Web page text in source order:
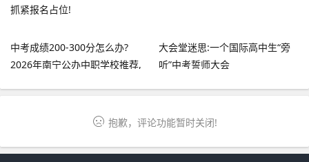
中考成绩200-300分怎么办?
2026年南宁公办中职学校推荐,
大会堂迷思:一个国际高中生“旁
听”中考誓师大会
抱歉，评论功能暂时关闭!